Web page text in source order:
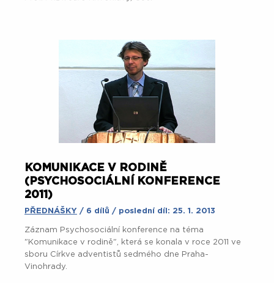
KOMUNIKACE V RODINĚ
(PSYCHOSOCIÁLNÍ KONFERENCE
2011)
PŘEDNÁŠKY / 6 dílů / poslední díl: 25. 1. 2013
Záznam Psychosociální konference na téma
"Komunikace v rodině", která se konala v roce 2011 ve
sboru Církve adventistů sedmého dne Praha-
Vinohrady.